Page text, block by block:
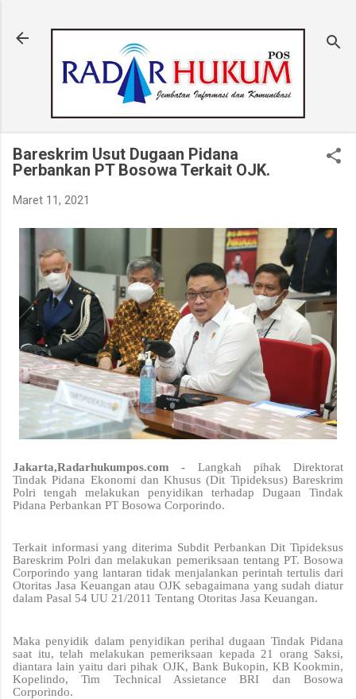
Bareskrim Usut Dugaan Pidana
Perbankan PT Bosowa Terkait OJK.
Maret 11, 2021
Jakarta,Radarhukumpos.com - Langkah pihak Direktorat
Tindak Pidana Ekonomi dan Khusus (Dit Tipideksus) Bareskrim
Polri tengah melakukan penyidikan terhadap Dugaan Tindak
Pidana Perbankan PT Bosowa Corporindo.
Terkait informasi yang diterima Subdit Perbankan Dit Tipideksus
Bareskrim Polri dan melakukan pemeriksaan tentang PT. Bosowa
Corporindo yang lantaran tidak menjalankan perintah tertulis dari
Otoritas Jasa Keuangan atau OJK sebagaimana yang sudah diatur
dalam Pasal 54 UU 21/2011 Tentang Otoritas Jasa Keuangan.
Maka penyidik dalam penyidikan perihal dugaan Tindak Pidana
saat itu, telah melakukan pemeriksaan kepada 21 orang Saksi,
diantara lain yaitu dari pihak OJK, Bank Bukopin, KB Kookmin,
Kopelindo, Tim Technical Assietance BRI dan Bosowa
Corporindo.